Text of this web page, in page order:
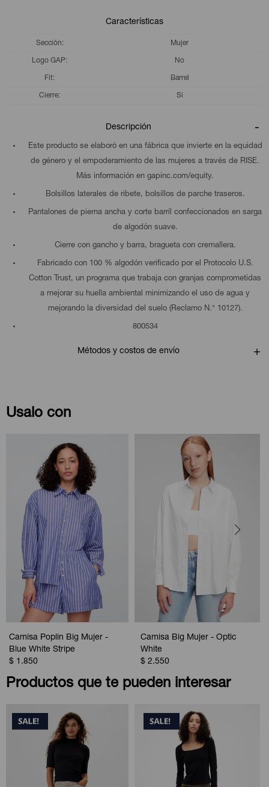
Características
Sección Mujer
Logo GAP No
Fit Barrel
Cierre Si
Descripción
Este producto se elaboró en una fábrica que invierte en la equidad
de género y el empoderamiento de las mujeres a través de RISE.
Más información en gapinc.com/equity.
Bolsillos laterales de ribete, bolsillos de parche traseros.
Pantalones de pierna ancha y corte barril confeccionados en sarga
de algodón suave.
Cierre con gancho y barra, bragueta con cremallera.
Fabricado con 100 % algodón verificado por el Protocolo U.S.
Cotton Trust, un programa que trabaja con granjas comprometidas
a mejorar su huella ambiental minimizando el uso de agua y
mejorando la diversidad del suelo (Reclamo N.° 10127).
800534
Métodos y costos de envío
Usalo con
Camisa Poplin Big Mujer -
Blue White Stripe
$ 1.850
Camisa Big Mujer - Optic
White
$ 2.550
Productos que te pueden interesar